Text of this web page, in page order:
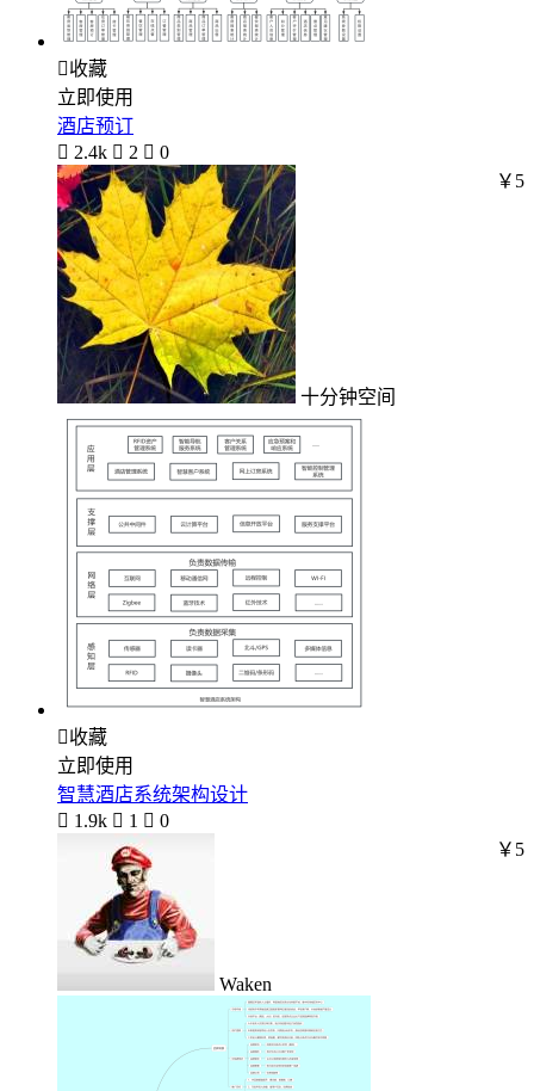
收藏
立即使用
酒店预订
 2.4k  2  0
十分钟空间
￥5
收藏
立即使用
智慧酒店系统架构设计
 1.9k  1  0
Waken
￥5